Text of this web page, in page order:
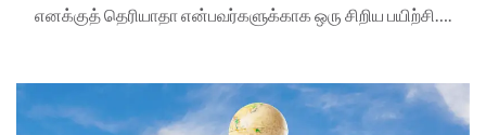
எனக்குத் தெரியாதா என்பவர்களுக்காக ஒரு சிறிய பயிற்சி….